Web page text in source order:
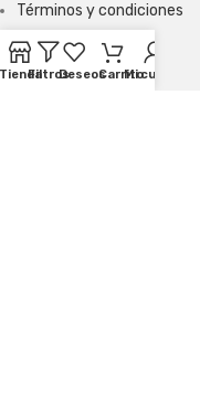
Términos y condiciones
ENCUÉNTRANOS
FiltrosDeseosCarritoMi cuenta